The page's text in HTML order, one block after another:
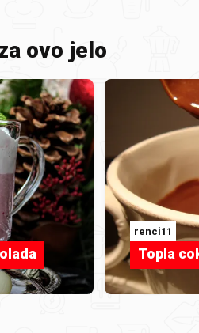
ovo jelo
renci11
Topla